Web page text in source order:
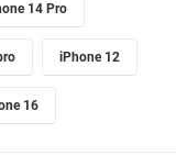
14 Pro
iPhone 12
16